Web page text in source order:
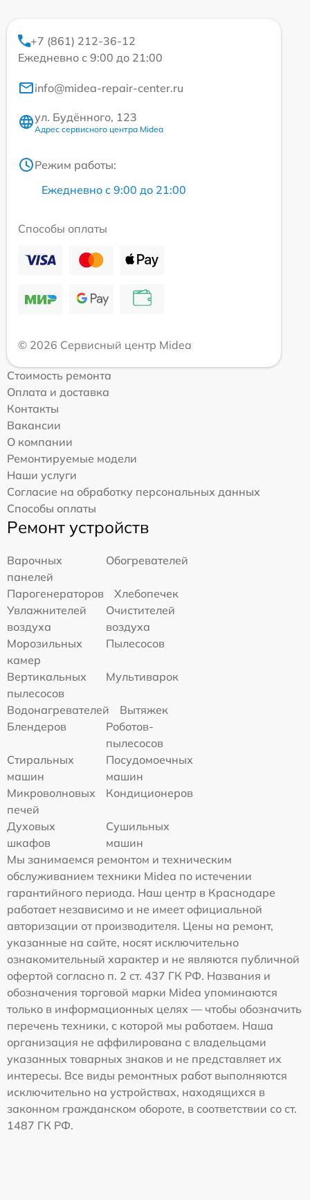
+7 (861) 212-36-12
Ежедневно с 9:00 до 21:00
info@midea-repair-center.ru
ул. Будённого, 123
Адрес сервисного центра Midea
Режим работы:
Ежедневно с 9:00 до 21:00
Способы оплаты
© 2026 Сервисный центр Midea
Стоимость ремонта
Оплата и доставка
Контакты
Вакансии
О компании
Ремонтируемые модели
Наши услуги
Согласие на обработку персональных данных
Способы оплаты
Ремонт устройств
Варочных
панелей
Обогревателей
Парогенераторов
Хлебопечек
Увлажнителей
воздуха
Очистителей
воздуха
Морозильных
камер
Пылесосов
Вертикальных
пылесосов
Мультиварок
Водонагревателей
Вытяжек
Блендеров
Роботов-
пылесосов
Стиральных
машин
Посудомоечных
машин
Микроволновых
печей
Кондиционеров
Духовых
шкафов
Сушильных
машин
Мы занимаемся ремонтом и техническим
обслуживанием техники Midea по истечении
гарантийного периода. Наш центр в Краснодаре
работает независимо и не имеет официальной
авторизации от производителя. Цены на ремонт,
указанные на сайте, носят исключительно
ознакомительный характер и не являются публичной
офертой согласно п. 2 ст. 437 ГК РФ. Названия и
обозначения торговой марки Midea упоминаются
только в информационных целях — чтобы обозначить
перечень техники, с которой мы работаем. Наша
организация не аффилирована с владельцами
указанных товарных знаков и не представляет их
интересы. Все виды ремонтных работ выполняются
исключительно на устройствах, находящихся в
законном гражданском обороте, в соответствии со ст.
1487 ГК РФ.